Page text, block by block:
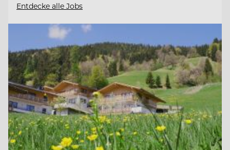
Entdecke alle Jobs